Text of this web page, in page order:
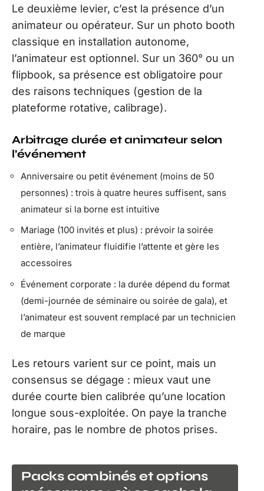
Le deuxième levier, c’est la présence d’un
animateur ou opérateur. Sur un photo booth
classique en installation autonome,
l’animateur est optionnel. Sur un 360° ou un
flipbook, sa présence est obligatoire pour
des raisons techniques (gestion de la
plateforme rotative, calibrage).
Arbitrage durée et animateur selon
l’événement
Anniversaire ou petit événement (moins de 50
personnes) : trois à quatre heures suffisent, sans
animateur si la borne est intuitive
Mariage (100 invités et plus) : prévoir la soirée
entière, l’animateur fluidifie l’attente et gère les
accessoires
Événement corporate : la durée dépend du format
(demi-journée de séminaire ou soirée de gala), et
l’animateur est souvent remplacé par un technicien
de marque
Les retours varient sur ce point, mais un
consensus se dégage : mieux vaut une
durée courte bien calibrée qu’une location
longue sous-exploitée. On paye la tranche
horaire, pas le nombre de photos prises.
Packs combinés et options